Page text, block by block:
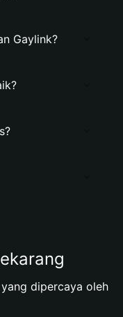
Gaylink?
dipercaya oleh